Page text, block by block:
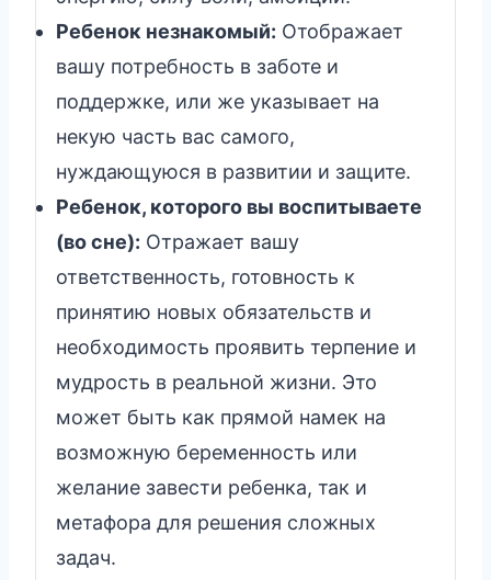
Ребенок незнакомый: Отображает
вашу потребность в заботе и
поддержке, или же указывает на
некую часть вас самого,
нуждающуюся в развитии и защите.
Ребенок, которого вы воспитываете
(во сне): Отражает вашу
ответственность, готовность к
принятию новых обязательств и
необходимость проявить терпение и
мудрость в реальной жизни. Это
может быть как прямой намек на
возможную беременность или
желание завести ребенка, так и
метафора для решения сложных
задач.